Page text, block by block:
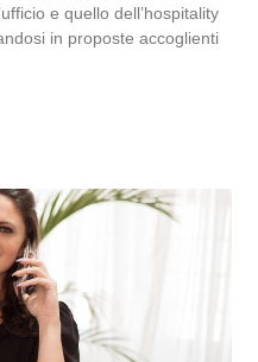
e quello dell’hospitality
in proposte accoglienti